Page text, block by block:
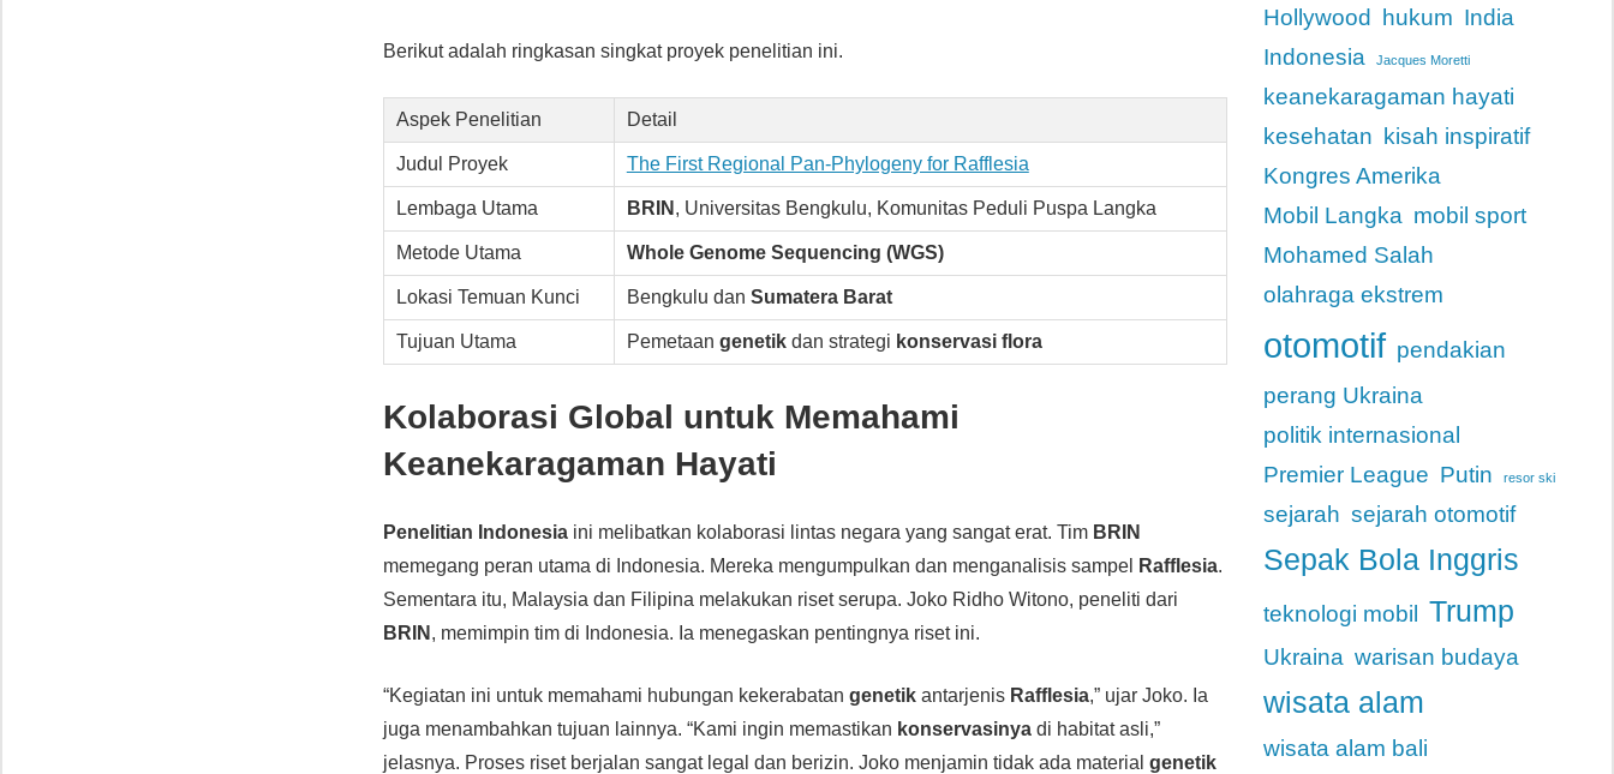
Berikut adalah ringkasan singkat proyek penelitian ini.
Aspek Penelitian Detail
Judul Proyek The First Regional Pan-Phylogeny for Rafflesia
Lembaga Utama BRIN , Universitas Bengkulu, Komunitas Peduli Puspa Langka
Metode Utama Whole Genome Sequencing (WGS)
Lokasi Temuan Kunci Bengkulu dan Sumatera Barat
Tujuan Utama Pemetaan genetikdan strategi konservasi flora
Kolaborasi Global untuk Memahami
Keanekaragaman Hayati
Penelitian Indonesia ini melibatkan kolaborasi lintas negara yang sangat erat. Tim BRIN
memegang peran utama di Indonesia. Mereka mengumpulkan dan menganalisis sampel
Rafflesia.
Sementara itu, Malaysia dan Filipina melakukan riset serupa. Joko Ridho Witono, peneliti dari
BRIN , memimpin tim di Indonesia. Ia menegaskan pentingnya riset ini.
“Kegiatan ini untuk memahami hubungan kekerabatangenetik antarjenis Rafflesia,” ujar Joko. Ia
juga menambahkan tujuan lainnya. “Kami ingin memastikan konservasinya di habitat asli,”
jelasnya. Proses riset berjalan sangat legal dan berizin. Joko menjamin tidak ada materialgenetik
Hollywood
hukum India
Indonesia
Jacques Moretti
keanekaragaman hayati
kesehatan
kisah inspiratif
Kongres Amerika
Mobil Langka mobil sport
Mohamed Salah
olahraga ekstrem
otomotif pendakian
perang Ukraina
politik internasional
Premier League Putin resor ski
sejarah sejarah otomotif
Sepak Bola Inggris
teknologi mobil Trump
Ukraina warisan budaya
wisata alam
wisata alam bali